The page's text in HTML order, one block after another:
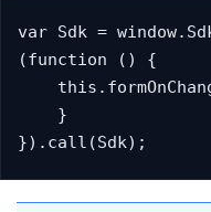
var Sdk =
(function () {
    }
}).call(Sdk);